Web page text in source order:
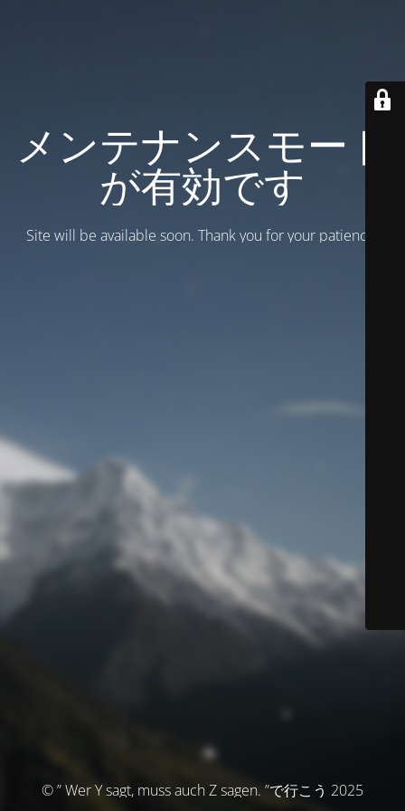
メンテナンスモード
が有効です
Site will be available soon. Thank you for your patience!
© ” Wer Y sagt, muss auch Z sagen. ”で行こう 2025